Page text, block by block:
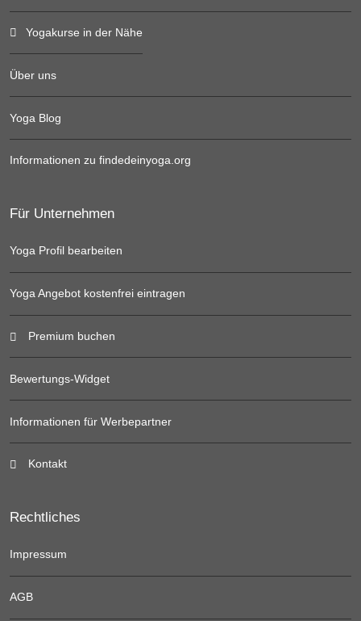
Yogakurse in der Nähe
Über uns
Yoga Blog
Informationen zu findedeinyoga.org
Für Unternehmen
Yoga Profil bearbeiten
Yoga Angebot kostenfrei eintragen
Premium buchen
Bewertungs-Widget
Informationen für Werbepartner
Kontakt
Rechtliches
Impressum
AGB